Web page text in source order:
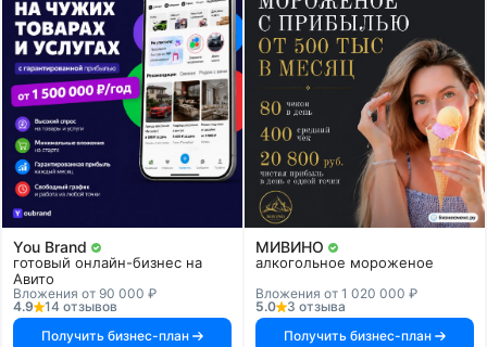
You Brand
готовый онлайн-бизнес на
Авито
Вложения от 90 000 ₽
4.9
14 отзывов
Получить бизнес-план
МИВИНО
алкогольное мороженое
Вложения от 1 020 000 ₽
5.0
3 отзыва
Получить бизнес-план